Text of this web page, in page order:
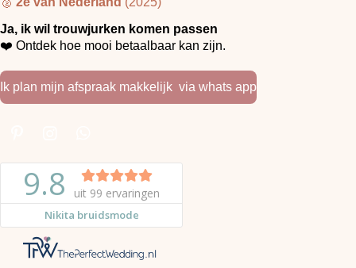
Ja, ik wil trouwjurken komen passen
❤️ Ontdek hoe mooi betaalbaar kan zijn.
Ik plan mijn afspraak makkelijk via whats app
e
e
s
t
a
g
r
a
m
a
t
s
A
p